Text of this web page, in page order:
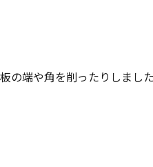
の端や角を削ったりしました